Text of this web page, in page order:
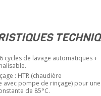
cycles de lavage automatiques +
: HTR (chaudière
avec pompe de rinçage) pour une
de 85°C.